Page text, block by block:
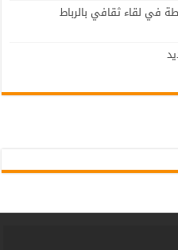
في لقاء ثقافي بالرباط